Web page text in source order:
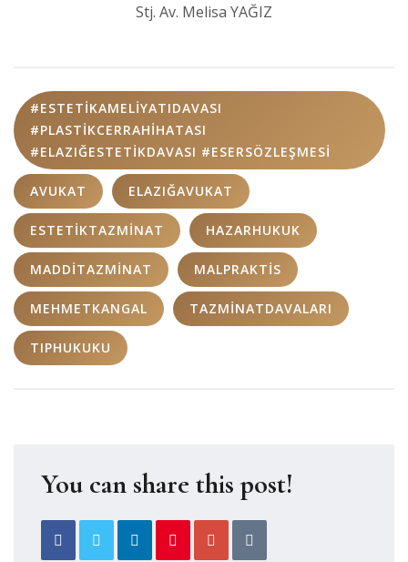
Stj. Av. Melisa YAĞIZ
#ESTETIKAMELIYATIDAVASI
#PLASTIKCERRAHIHATASI
#ELAZIĞESTETIKDAVASI #ESERSÖZLEŞMESI
AVUKAT ELAZIĞAVUKAT
ESTETIKTAZMINAT HAZARHUKUK
MADDITAZMINAT MALPRAKTIS
MEHMETKANGAL TAZMINATDAVALARI
TIPHUKUKU
You can share this post!